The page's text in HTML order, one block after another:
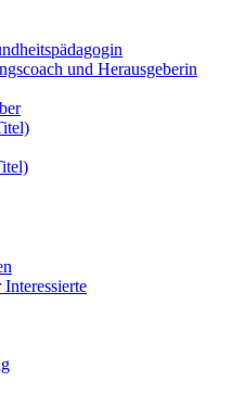
und Herausgeberin